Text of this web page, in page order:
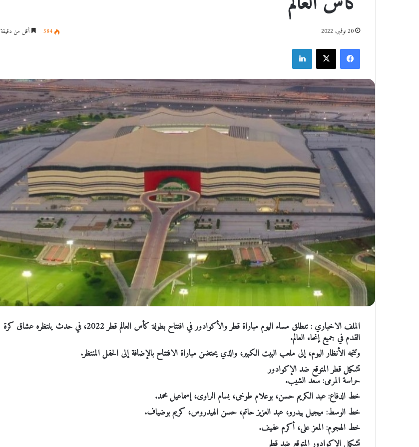
20 نوفمبر، 2022 584 أقل من دقيقة
فيسبوك
الملف الاخباري : تنطلق مساء اليوم مباراة قطر والأكوادور في افتتاح بطولة كأس العالم قطر 2022، في حدث ينتظره عشاق كرة
القدم في جميع إنحاء العالم.
وتتجه الأنظار اليوم، إلى ملعب البيت الكبير، والذي يحتضن مباراة الافتتاح بالإضافة إلى الحفل المنتظر.
تشكيل قطر المتوقع ضد الإكوادور
حراسة المرمى: سعد الشيب.
خط الدفاع: عبد الكريم حسن، بوعلام طوخى، بسام الراوى، إسماعيل محمد.
خط الوسط: ميجيل بيدرو، عبد العزيز حاتم، حسن الهيدروس، كريم بوضياف.
خط الهجوم: المعز على، أكرم عفيف.
تشكيل الإكوادور المتوقع ضد قطر